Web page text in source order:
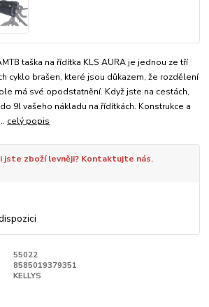
taška na řídítka KLS AURA je jednou ze tří
cyklo brašen, které jsou důkazem, že rozdělení
má své opodstatnění. Když jste na cestách,
9l vašeho nákladu na řídítkách. Konstrukce a
celý popis
jste zboží levněji? Kontaktujte nás.
55022
8585019379351
KELLYS